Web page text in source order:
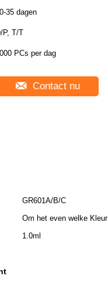
35 dagen
P, T/T
PCs per dag
Contact nu
GR601A/B/C
Om het even welke Kleur
1.0ml